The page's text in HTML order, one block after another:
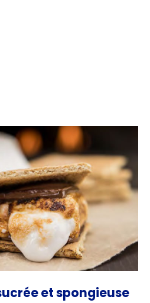
et spongieuse